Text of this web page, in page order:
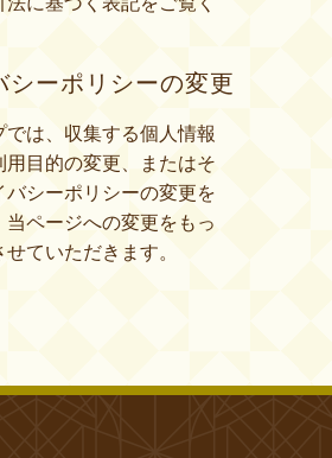
シーポリシーの変更
では、収集する個人情報
用目的の変更、またはそ
バシーポリシーの変更を
当ページへの変更をもっ
ていただきます。